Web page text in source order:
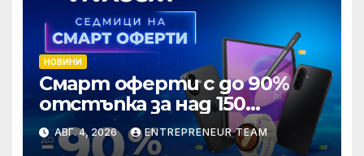
НОВИНИ
Смарт оферти с до 90%
отстъпка за над 150
устройства от Vivacom
през август
АВГ. 4, 2026 ENTREPRENEUR TEAM